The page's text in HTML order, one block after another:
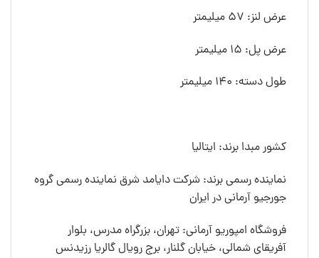
عرض لنز: 57 ميليمتر
عرض پل: 15 ميليمتر
طول دسته: 140 ميليمتر
کشور مبدا برند: ایتالیا
نماینده رسمی برند: شرکت دایامد شرق نماینده رسمی گروه
جورجیو آرمانی در ایران
فروشگاه امپوریو آرمانی: تهران، بزرگراه مدرس، بلوار
آفریقای شمالی، خیابان گلنار، برج رویال گالریا رزیدنس